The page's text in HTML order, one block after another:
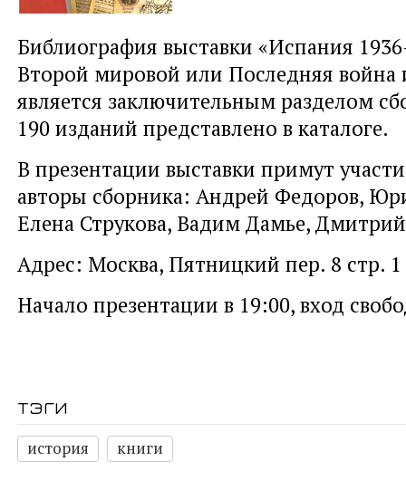
Библиография выставки «Испания
Второй мировой или Последняя война
является заключительным разделом
190 изданий представлено в каталоге.
В презентации выставки примут
авторы сборника: Андрей Федоров,
Елена Струкова, Вадим Дамье,
Адрес: Москва, Пятницкий пер. 8 стр. 1
Начало презентации в 19:00, вход
тэги
история книги